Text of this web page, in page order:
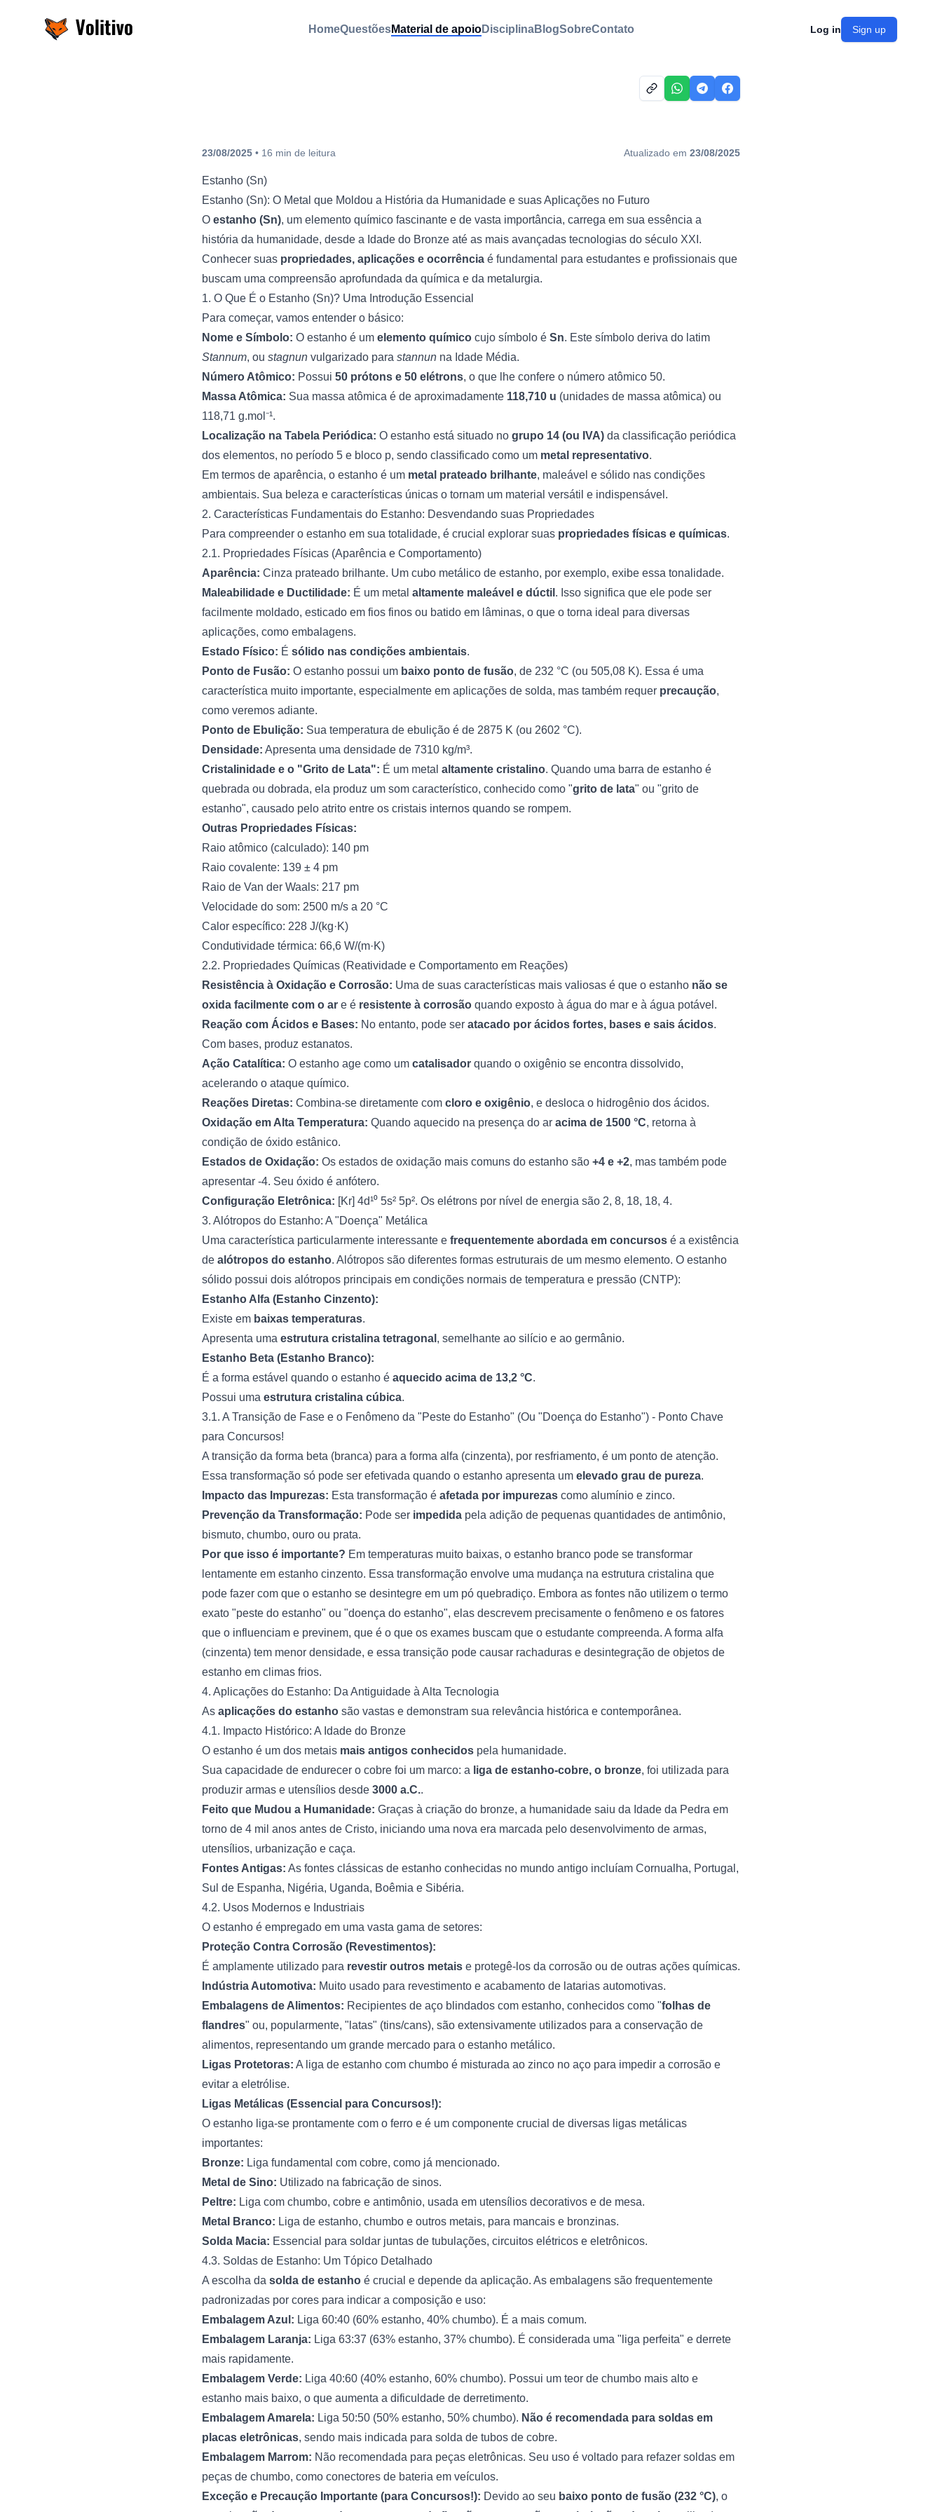
Volitivo HomeQuestõesMaterial de apoioDisciplinaBlogSobreContato Log in Sign up
23/08/2025 • 16 min de leitura Atualizado em 23/08/2025
Estanho (Sn)
Estanho (Sn): O Metal que Moldou a História da Humanidade e suas Aplicações no Futuro
O estanho (Sn), um elemento químico fascinante e de vasta importância, carrega em sua essência a
história da humanidade, desde a Idade do Bronze até as mais avançadas tecnologias do século XXI.
Conhecer suas propriedades, aplicações e ocorrência é fundamental para estudantes e profissionais que
buscam uma compreensão aprofundada da química e da metalurgia.
1. O Que É o Estanho (Sn)? Uma Introdução Essencial
Para começar, vamos entender o básico:
Nome e Símbolo: O estanho é um elemento químico cujo símbolo é Sn. Este símbolo deriva do latim
Stannum, ou stagnun vulgarizado para stannun na Idade Média.
Número Atômico: Possui 50 prótons e 50 elétrons, o que lhe confere o número atômico 50.
Massa Atômica: Sua massa atômica é de aproximadamente 118,710 u (unidades de massa atômica) ou
118,71 g.mol⁻¹.
Localização na Tabela Periódica: O estanho está situado no grupo 14 (ou IVA) da classificação periódica
dos elementos, no período 5 e bloco p, sendo classificado como um metal representativo.
Em termos de aparência, o estanho é um metal prateado brilhante, maleável e sólido nas condições
ambientais. Sua beleza e características únicas o tornam um material versátil e indispensável.
2. Características Fundamentais do Estanho: Desvendando suas Propriedades
Para compreender o estanho em sua totalidade, é crucial explorar suas propriedades físicas e químicas.
2.1. Propriedades Físicas (Aparência e Comportamento)
Aparência: Cinza prateado brilhante. Um cubo metálico de estanho, por exemplo, exibe essa tonalidade.
Maleabilidade e Ductilidade: É um metal altamente maleável e dúctil . Isso significa que ele pode ser
facilmente moldado, esticado em fios finos ou batido em lâminas, o que o torna ideal para diversas
aplicações, como embalagens.
Estado Físico: É sólido nas condições ambientais.
Ponto de Fusão: O estanho possui um baixo ponto de fusão, de 232 °C (ou 505,08 K). Essa é uma
característica muito importante, especialmente em aplicações de solda, mas também requer precaução,
como veremos adiante.
Ponto de Ebulição: Sua temperatura de ebulição é de 2875 K (ou 2602 °C).
Densidade: Apresenta uma densidade de 7310 kg/m³.
Cristalinidade e o "Grito de Lata": É um metal altamente cristalino. Quando uma barra de estanho é
quebrada ou dobrada, ela produz um som característico, conhecido como "grito de lata" ou "grito de
estanho", causado pelo atrito entre os cristais internos quando se rompem.
Outras Propriedades Físicas:
Raio atômico (calculado): 140 pm
Raio covalente: 139 ± 4 pm
Raio de Van der Waals: 217 pm
Velocidade do som: 2500 m/s a 20 °C
Calor específico: 228 J/(kg·K)
Condutividade térmica: 66,6 W/(m·K)
2.2. Propriedades Químicas (Reatividade e Comportamento em Reações)
Resistência à Oxidação e Corrosão: Uma de suas características mais valiosas é que o estanho não se
oxida facilmente com o ar e é resistente à corrosão quando exposto à água do mar e à água potável.
Reação com Ácidos e Bases: No entanto, pode ser atacado por ácidos fortes, bases e sais ácidos.
Com bases, produz estanatos.
Ação Catalítica: O estanho age como um catalisador quando o oxigênio se encontra dissolvido,
acelerando o ataque químico.
Reações Diretas: Combina-se diretamente com cloro e oxigênio, e desloca o hidrogênio dos ácidos.
Oxidação em Alta Temperatura: Quando aquecido na presença do ar acima de 1500 °C, retorna à
condição de óxido estânico.
Estados de Oxidação: Os estados de oxidação mais comuns do estanho são +4 e +2, mas também pode
apresentar -4. Seu óxido é anfótero.
Configuração Eletrônica: [Kr] 4d¹⁰ 5s² 5p². Os elétrons por nível de energia são 2, 8, 18, 18, 4.
3. Alótropos do Estanho: A "Doença" Metálica
Uma característica particularmente interessante e frequentemente abordada em concursos é a existência
de alótropos do estanho. Alótropos são diferentes formas estruturais de um mesmo elemento. O estanho
sólido possui dois alótropos principais em condições normais de temperatura e pressão (CNTP):
Estanho Alfa (Estanho Cinzento):
Existe em baixas temperaturas.
Apresenta uma estrutura cristalina tetragonal , semelhante ao silício e ao germânio.
Estanho Beta (Estanho Branco):
É a forma estável quando o estanho é aquecido acima de 13,2 °C.
Possui uma estrutura cristalina cúbica.
3.1. A Transição de Fase e o Fenômeno da "Peste do Estanho" (Ou "Doença do Estanho") - Ponto Chave
para Concursos!
A transição da forma beta (branca) para a forma alfa (cinzenta), por resfriamento, é um ponto de atenção.
Essa transformação só pode ser efetivada quando o estanho apresenta um elevado grau de pureza.
Impacto das Impurezas: Esta transformação é afetada por impurezas como alumínio e zinco.
Prevenção da Transformação: Pode ser impedida pela adição de pequenas quantidades de antimônio,
bismuto, chumbo, ouro ou prata.
Por que isso é importante? Em temperaturas muito baixas, o estanho branco pode se transformar
lentamente em estanho cinzento. Essa transformação envolve uma mudança na estrutura cristalina que
pode fazer com que o estanho se desintegre em um pó quebradiço. Embora as fontes não utilizem o termo
exato "peste do estanho" ou "doença do estanho", elas descrevem precisamente o fenômeno e os fatores
que o influenciam e previnem, que é o que os exames buscam que o estudante compreenda. A forma alfa
(cinzenta) tem menor densidade, e essa transição pode causar rachaduras e desintegração de objetos de
estanho em climas frios.
4. Aplicações do Estanho: Da Antiguidade à Alta Tecnologia
As aplicações do estanho são vastas e demonstram sua relevância histórica e contemporânea.
4.1. Impacto Histórico: A Idade do Bronze
O estanho é um dos metais mais antigos conhecidos pela humanidade.
Sua capacidade de endurecer o cobre foi um marco: a liga de estanho-cobre, o bronze, foi utilizada para
produzir armas e utensílios desde 3000 a.C..
Feito que Mudou a Humanidade: Graças à criação do bronze, a humanidade saiu da Idade da Pedra em
torno de 4 mil anos antes de Cristo, iniciando uma nova era marcada pelo desenvolvimento de armas,
utensílios, urbanização e caça.
Fontes Antigas: As fontes clássicas de estanho conhecidas no mundo antigo incluíam Cornualha, Portugal,
Sul de Espanha, Nigéria, Uganda, Boêmia e Sibéria.
4.2. Usos Modernos e Industriais
O estanho é empregado em uma vasta gama de setores:
Proteção Contra Corrosão (Revestimentos):
É amplamente utilizado para revestir outros metais e protegê-los da corrosão ou de outras ações químicas.
Indústria Automotiva: Muito usado para revestimento e acabamento de latarias automotivas.
Embalagens de Alimentos: Recipientes de aço blindados com estanho, conhecidos como "folhas de
flandres" ou, popularmente, "latas" (tins/cans), são extensivamente utilizados para a conservação de
alimentos, representando um grande mercado para o estanho metálico.
Ligas Protetoras: A liga de estanho com chumbo é misturada ao zinco no aço para impedir a corrosão e
evitar a eletrólise.
Ligas Metálicas (Essencial para Concursos!):
O estanho liga-se prontamente com o ferro e é um componente crucial de diversas ligas metálicas
importantes:
Bronze: Liga fundamental com cobre, como já mencionado.
Metal de Sino: Utilizado na fabricação de sinos.
Peltre: Liga com chumbo, cobre e antimônio, usada em utensílios decorativos e de mesa.
Metal Branco: Liga de estanho, chumbo e outros metais, para mancais e bronzinas.
Solda Macia: Essencial para soldar juntas de tubulações, circuitos elétricos e eletrônicos.
4.3. Soldas de Estanho: Um Tópico Detalhado
A escolha da solda de estanho é crucial e depende da aplicação. As embalagens são frequentemente
padronizadas por cores para indicar a composição e uso:
Embalagem Azul: Liga 60:40 (60% estanho, 40% chumbo). É a mais comum.
Embalagem Laranja: Liga 63:37 (63% estanho, 37% chumbo). É considerada uma "liga perfeita" e derrete
mais rapidamente.
Embalagem Verde: Liga 40:60 (40% estanho, 60% chumbo). Possui um teor de chumbo mais alto e
estanho mais baixo, o que aumenta a dificuldade de derretimento.
Embalagem Amarela: Liga 50:50 (50% estanho, 50% chumbo). Não é recomendada para soldas em
placas eletrônicas, sendo mais indicada para solda de tubos de cobre.
Embalagem Marrom: Não recomendada para peças eletrônicas. Seu uso é voltado para refazer soldas em
peças de chumbo, como conectores de bateria em veículos.
Exceção e Precaução Importante (para Concursos!): Devido ao seu baixo ponto de fusão (232 °C), o